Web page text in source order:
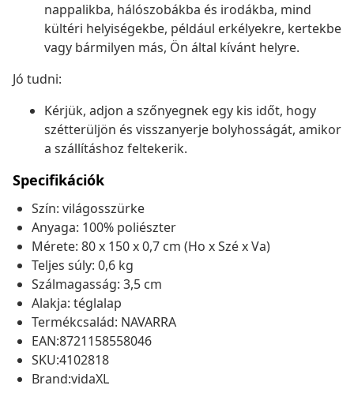
nappalikba, hálószobákba és irodákba, mind
kültéri helyiségekbe, például erkélyekre, kertekbe
vagy bármilyen más, Ön által kívánt helyre.
Jó tudni:
Kérjük, adjon a szőnyegnek egy kis időt, hogy
szétterüljön és visszanyerje bolyhosságát, amikor
a szállításhoz feltekerik.
Specifikációk
Szín: világosszürke
Anyaga: 100% poliészter
Mérete: 80 x 150 x 0,7 cm (Ho x Szé x Va)
Teljes súly: 0,6 kg
Szálmagasság: 3,5 cm
Alakja: téglalap
Termékcsalád: NAVARRA
EAN:8721158558046
SKU:4102818
Brand:vidaXL